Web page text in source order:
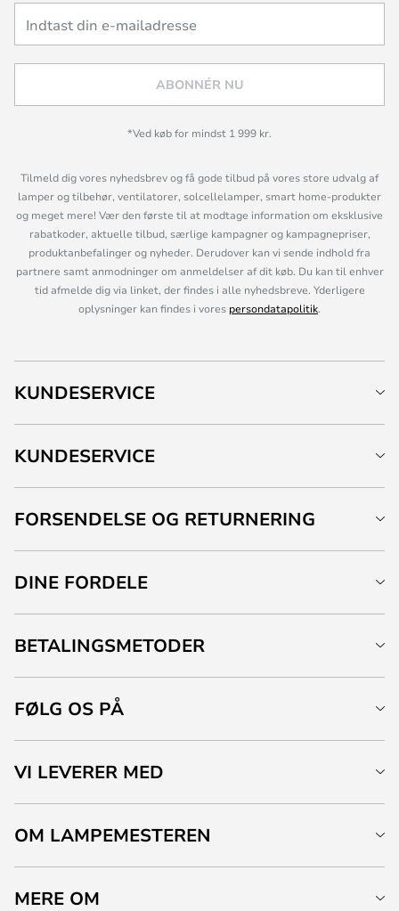
ABONNÉR NU
*Ved køb for mindst 1 999 kr.
Tilmeld dig vores nyhedsbrev og få gode tilbud på vores store udvalg af
lamper og tilbehør, ventilatorer, solcellelamper, smart home-produkter
og meget mere! Vær den første til at modtage information om eksklusive
rabatkoder, aktuelle tilbud, særlige kampagner og kampagnepriser,
produktanbefalinger og nyheder. Derudover kan vi sende indhold fra
partnere samt anmodninger om anmeldelser af dit køb. Du kan til enhver
tid afmelde dig via linket, der findes i alle nyhedsbreve. Yderligere
oplysninger kan findes i vores persondatapolitik.
KUNDESERVICE
KUNDESERVICE
FORSENDELSE OG RETURNERING
DINE FORDELE
BETALINGSMETODER
FØLG OS PÅ
VI LEVERER MED
OM LAMPEMESTEREN
MERE OM